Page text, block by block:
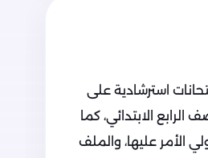
استرشادية على
الابتدائي، كما
الأمر عليها، والملف